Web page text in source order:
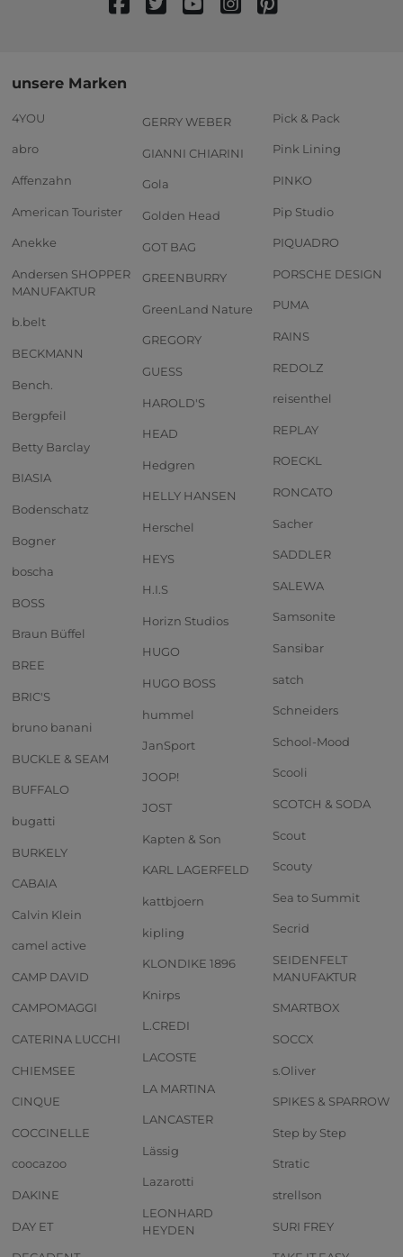
unsere Marken
4YOU
abro
Affenzahn
American Tourister
Anekke
Andersen SHOPPER
MANUFAKTUR
b.belt
BECKMANN
Bench.
Bergpfeil
Betty Barclay
BIASIA
Bodenschatz
Bogner
boscha
BOSS
Braun Büffel
BREE
BRIC'S
bruno banani
BUCKLE & SEAM
BUFFALO
bugatti
BURKELY
CABAIA
Calvin Klein
camel active
CAMP DAVID
CAMPOMAGGI
CATERINA LUCCHI
CHIEMSEE
CINQUE
COCCINELLE
coocazoo
DAKINE
DAY ET
GERRY WEBER
GIANNI CHIARINI
Gola
Golden Head
GOT BAG
GREENBURRY
GreenLand Nature
GREGORY
GUESS
HAROLD'S
HEAD
Hedgren
HELLY HANSEN
Herschel
HEYS
H.I.S
Horizn Studios
HUGO
HUGO BOSS
hummel
JanSport
JOOP!
JOST
Kapten & Son
KARL LAGERFELD
kattbjoern
kipling
KLONDIKE 1896
Knirps
L.CREDI
LACOSTE
LA MARTINA
LANCASTER
Lässig
Lazarotti
LEONHARD
HEYDEN
Pick & Pack
Pink Lining
PINKO
Pip Studio
PIQUADRO
PORSCHE DESIGN
PUMA
RAINS
REDOLZ
reisenthel
REPLAY
ROECKL
RONCATO
Sacher
SADDLER
SALEWA
Samsonite
Sansibar
satch
Schneiders
School-Mood
Scooli
SCOTCH & SODA
Scout
Scouty
Sea to Summit
Secrid
SEIDENFELT
MANUFAKTUR
SMARTBOX
SOCCX
s.Oliver
SPIKES & SPARROW
Step by Step
Stratic
strellson
SURI FREY